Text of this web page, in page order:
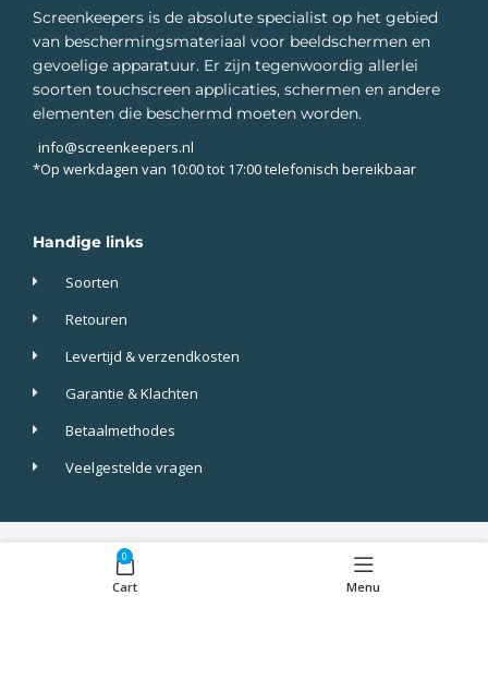
Screenkeepers is de absolute specialist op het gebied
van beschermingsmateriaal voor beeldschermen en
gevoelige apparatuur. Er zijn tegenwoordig allerlei
soorten touchscreen applicaties, schermen en andere
elementen die beschermd moeten worden.
info@screenkeepers.nl
*Op werkdagen van 10:00 tot 17:00 telefonisch bereikbaar
Handige links
Soorten
Retouren
Levertijd & verzendkosten
Garantie & Klachten
Betaalmethodes
Veelgestelde vragen
Screenkeepers 2023 © All Rights Reserved.
0
Cart Menu